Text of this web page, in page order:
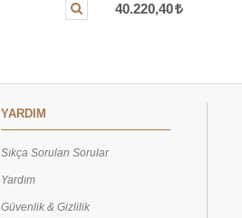
40.220,40
YARDIM
Sıkça Sorulan Sorular
Yardım
Güvenlik & Gizlilik